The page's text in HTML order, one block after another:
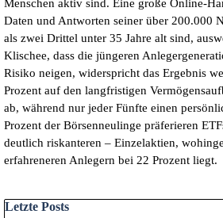
Menschen aktiv sind. Eine große Online-
Daten und Antworten seiner über 200.000
als zwei Drittel unter 35 Jahre alt sind,
Klischee, dass die jüngeren
Risiko neigen, widerspricht das Ergebnis
Prozent auf den langfristigen
ab, während nur jeder Fünfte einen
Prozent der Börsenneulinge präferieren
deutlich riskanteren – Einzelaktien,
erfahreneren Anlegern bei 22 Prozent liegt.
Block überspringen Letzte Posts
Letzte Posts